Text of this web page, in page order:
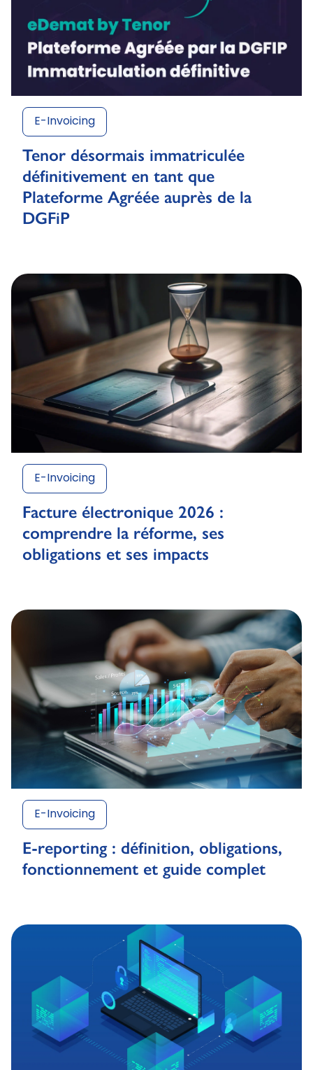
E-Invoicing
Tenor désormais immatriculée
définitivement en tant que
Plateforme Agréée auprès de la
DGFiP
E-Invoicing
Facture électronique 2026 :
comprendre la réforme, ses
obligations et ses impacts
E-Invoicing
E-reporting : définition, obligations,
fonctionnement et guide complet